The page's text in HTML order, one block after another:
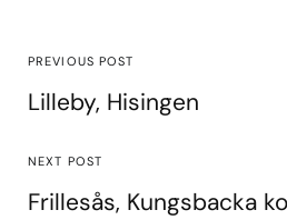
PREVIOUS POST
Lilleby, Hisingen
NEXT POST
Frillesås, Kungsbacka